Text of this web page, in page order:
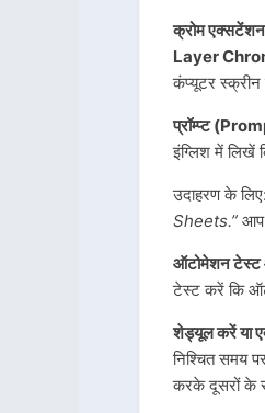
क्रोम एक्सटेंशन
Layer
कंप्यूटर
प्रॉम्प्ट
इंग्लिश में लिखें
उदाहरण के लिए:
Sheets.” आप
ऑटोमेशन टेस्ट
टेस्ट करें कि
शेड्यूल करें या
निश्चित समय
करके दूसरों के